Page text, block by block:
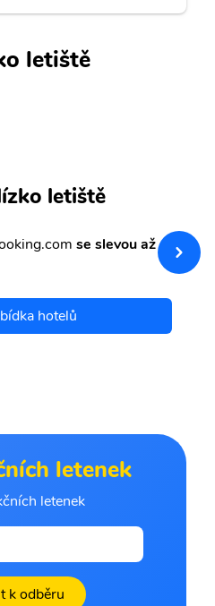
letiště
letiště
se slevou až
hotelů
letenek
letenek
k odběru